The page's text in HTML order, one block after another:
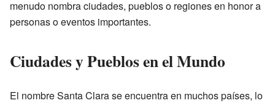
menudo nombra ciudades, pueblos o regiones en honor a
personas o eventos importantes.
Ciudades y Pueblos en el Mundo
El nombre Santa Clara se encuentra en muchos países, lo